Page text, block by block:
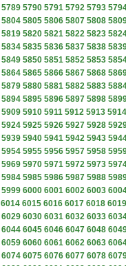
5789 5790 5791 5792 5793
5804 5805 5806 5807 5808
5819 5820 5821 5822 5823
5834 5835 5836 5837 5838
5849 5850 5851 5852 5853
5864 5865 5866 5867 5868
5879 5880 5881 5882 5883
5894 5895 5896 5897 5898
5909 5910 5911 5912 5913 5914
5924 5925 5926 5927 5928
5939 5940 5941 5942 5943
5954 5955 5956 5957 5958
5969 5970 5971 5972 5973
5984 5985 5986 5987 5988
5999 6000 6001 6002 6003
6014 6015 6016 6017 6018 6019
6029 6030 6031 6032 6033
6044 6045 6046 6047 6048
6059 6060 6061 6062 6063
6074 6075 6076 6077 6078